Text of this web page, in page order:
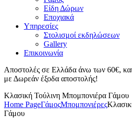
Είδη Δώρων
Εποχιακά
Υπηρεσίες
Στολισμοί εκδηλώσεων
Gallery
Επικοινωνία
Αποστολές σε Ελλάδα άνω των 60€,
με Δωρεάν έξοδα αποστολής!
Κλασική Τούλινη Μπομπονιέρα Γάμου
Home PageΓάμοςΜπομπονιέρες
Γάμου